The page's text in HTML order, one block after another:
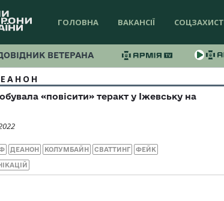
ГОЛОВНА ВАКАНСІЇ СОЦЗАХИСТ
ВЕТЕРАНА
«повісити» теракт у Іжевську на
ДЕАНОН КОЛУМБАЙН СВАТТИНГ ФЕЙК